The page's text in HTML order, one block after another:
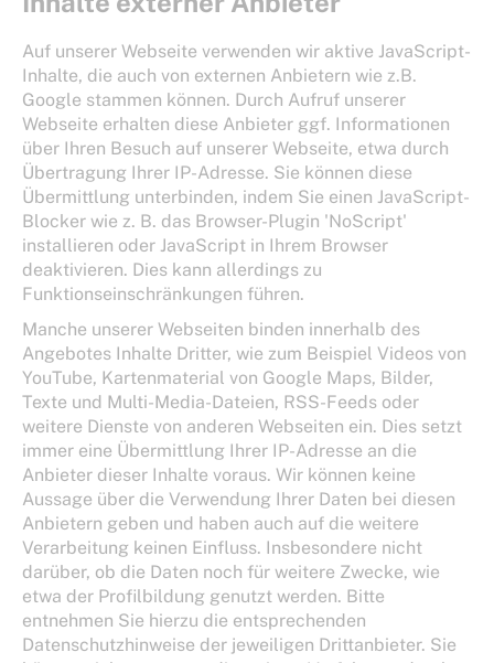
Auf unserer Webseite verwenden wir aktive JavaScript-
Inhalte, die auch von externen Anbietern wie z.B.
Google stammen können. Durch Aufruf unserer
Webseite erhalten diese Anbieter ggf. Informationen
über Ihren Besuch auf unserer Webseite, etwa durch
Übertragung Ihrer IP-Adresse. Sie können diese
Übermittlung unterbinden, indem Sie einen JavaScript-
Blocker wie z. B. das Browser-Plugin 'NoScript'
installieren oder JavaScript in Ihrem Browser
deaktivieren. Dies kann allerdings zu
Funktionseinschränkungen führen.
Manche unserer Webseiten binden innerhalb des
Angebotes Inhalte Dritter, wie zum Beispiel Videos von
YouTube, Kartenmaterial von Google Maps, Bilder,
Texte und Multi-Media-Dateien, RSS-Feeds oder
weitere Dienste von anderen Webseiten ein. Dies setzt
immer eine Übermittlung Ihrer IP-Adresse an die
Anbieter dieser Inhalte voraus. Wir können keine
Aussage über die Verwendung Ihrer Daten bei diesen
Anbietern geben und haben auch auf die weitere
Verarbeitung keinen Einfluss. Insbesondere nicht
darüber, ob die Daten noch für weitere Zwecke, wie
etwa der Profilbildung genutzt werden. Bitte
entnehmen Sie hierzu die entsprechenden
Datenschutzhinweise der jeweiligen Drittanbieter. Sie